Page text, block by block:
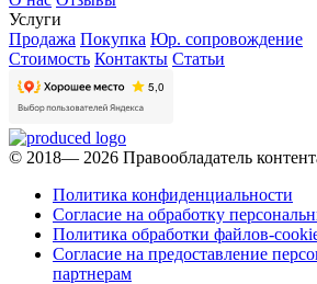
Услуги
Продажа Покупка Юр. сопровождение
Стоимость Контакты Статьи
© 2018— 2026 Правообладатель
Политика конфиденциальности
Согласие на обработку
Политика обработки файлов-
Согласие на предоставление
партнерам